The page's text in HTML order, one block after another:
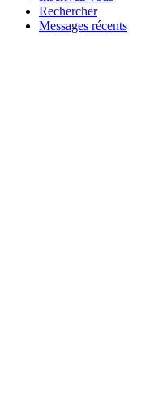
Rechercher
Messages récents